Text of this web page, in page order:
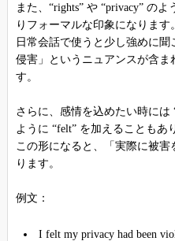
また、“rights” や “privacy” の
りフォーマルな印象になります。
日常会話で使うと少し強めに
侵害」というニュアンスが含
す。
さらに、感情を込めたい時には
ように “felt” を加えることもあ
この形になると、「実際に被
ります。
例文：
I felt my privacy had been